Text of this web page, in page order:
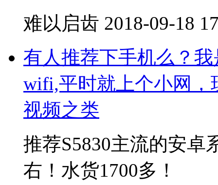
难以启齿 2018-09-18
有人推荐下手机么？
wifi,平时就上个小网，
视频之类
推荐S5830主流的安卓
右！水货1700多！